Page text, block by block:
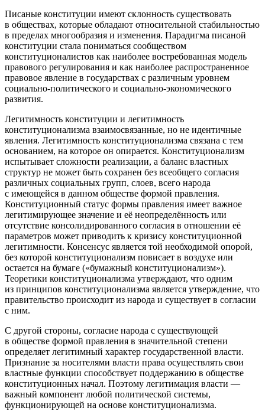
Писаные конституции имеют склонность существовать
в обществах, которые обладают относительной стабильностью
в пределах многообразия и изменения. Парадигма писаной
конституции стала пониматься сообществом
конституционалистов как наиболее востребованная модель
правового регулирования и как наиболее распространенное
правовое явление в государствах с различным уровнем
социально-политического и социально-экономического
развития.
Легитимность конституции и легитимность
конституционализма взаимосвязанные, но не идентичные
явления. Легитимность конституционализма связана с тем
основанием, на которое он опирается. Конституционализм
испытывает сложности реализации, а баланс властных
структур не может быть сохранен без всеобщего согласия
различных социальных групп, слоев, всего народа
с имеющейся в данном обществе формой правления.
Конституционный статус формы правления имеет важное
легитимирующее значение и её неопределённость или
отсутствие консолидированного согласия в отношении её
параметров может приводить к кризису конституционной
легитимности. Консенсус является той необходимой опорой,
без которой конституционализм повисает в воздухе или
остается на бумаге («бумажный конституционализм»).
Теоретики конституционализма утверждают, что одним
из принципов конституционализма является утверждение, что
правительство происходит из народа и существует в согласии
с ним.
С другой стороны, согласие народа с существующей
в обществе формой правления в значительной степени
определяет легитимный характер государственной власти.
Признание за носителями власти права осуществлять свои
властные функции способствует поддержанию в обществе
конституционных начал. Поэтому легитимация власти —
важный компонент любой политической системы,
функционирующей на основе конституционализма.